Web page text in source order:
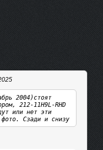
2004)стоят
212-11H9L-RHD
или нет эти
фото. Сзади и снизу